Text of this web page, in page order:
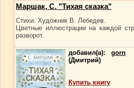
Маршак, С. "Тихая сказка"
Стихи. Художник В. Лебедев.
Цветные иллюстрации на каждой
разворот.
добавил(а): gorn
(Дмитрий)
Купить книгу